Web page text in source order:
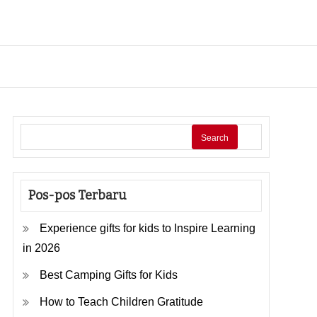
Search
Pos-pos Terbaru
Experience gifts for kids to Inspire Learning
in 2026
Best Camping Gifts for Kids
How to Teach Children Gratitude